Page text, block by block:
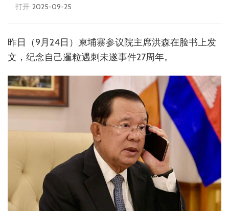
打开 2025-09-25
昨日（9月24日）柬埔寨参议院主席洪森在脸书上发
文，纪念自己暹粒遇刺未遂事件27周年。